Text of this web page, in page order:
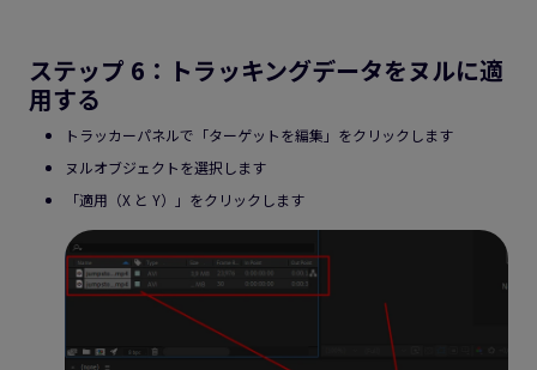
ステップ 6：トラッキングデータをヌルに適
用する
トラッカーパネルで「ターゲットを編集」をクリックします
ヌルオブジェクトを選択します
「適用（X と Y）」をクリックします